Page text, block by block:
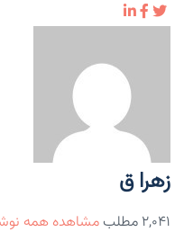
زهرا ق
۲,۰۴۱ مطلب
مشاهده همه